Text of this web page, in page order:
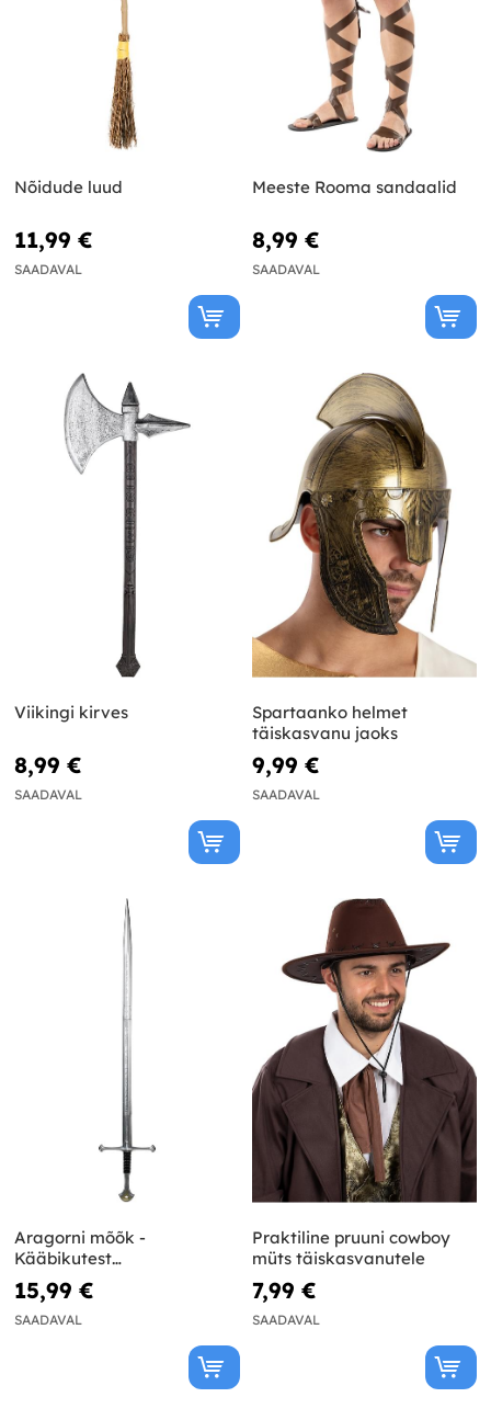
Nõidude luud
11,99 €
SAADAVAL
Meeste Rooma sandaalid
8,99 €
SAADAVAL
Viikingi kirves
8,99 €
SAADAVAL
Spartaanko helmet
täiskasvanu jaoks
9,99 €
SAADAVAL
Aragorni mõõk -
Kääbikutest
meesterahvaste
15,99 €
SAADAVAL
Praktiline pruuni cowboy
müts täiskasvanutele
7,99 €
SAADAVAL